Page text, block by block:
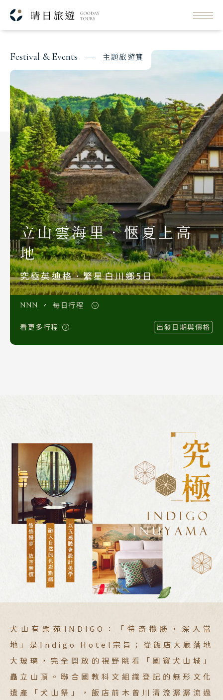
Classic Japan
Japanese Vibe
日本美學旅
Luxury Rail Travel
日本鐵道旅
Festival & Events
主題旅遊賞
S.E. Asia & Islands
海島東南亞
Classic China
中國雅學賞
Festival & Events 主題旅遊賞
立山雲海里．愜夏上高
地
究極英迪格．繁星白川鄉5日
NNN 每日行程
看更多行程 出發日期與價格
犬山有樂苑INDIGO：「特奇攬勝，深入當
地」是Indigo Hotel宗旨；從飯店大廳落地
大玻璃，完全開放的視野眺看「國寶犬山城」
矗立山頂。聯合國教科文組織登記的無形文化
遺產「犬山祭」，飯店前木曾川清流潺潺流過